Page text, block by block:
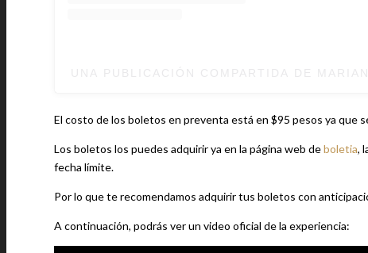
El costo de los boletos en preventa está en $95 pesos ya que
Los boletos los puedes adquirir ya en la página web deboletia,
fecha límite.
Por lo que te recomendamos adquirir tus boletos con
A continuación, podrás ver un video oficial de la experiencia: